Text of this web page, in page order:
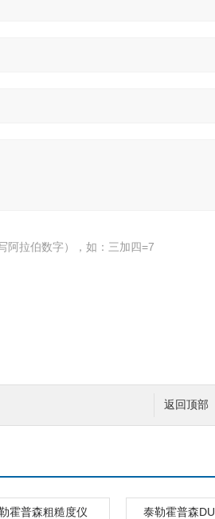
阿拉伯数字），如：三加四=7
返回顶部
霍普森粗糙度仪 泰勒霍普森